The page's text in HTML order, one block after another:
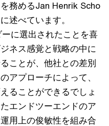
務めるJan Henrik Scho
述べています。
に選出されたことを喜
ネス感覚と戦略の中に
ことが、他社との差別
アプローチによって、
ることができるでしょ
エンドツーエンドのア
用上の俊敏性を組み合